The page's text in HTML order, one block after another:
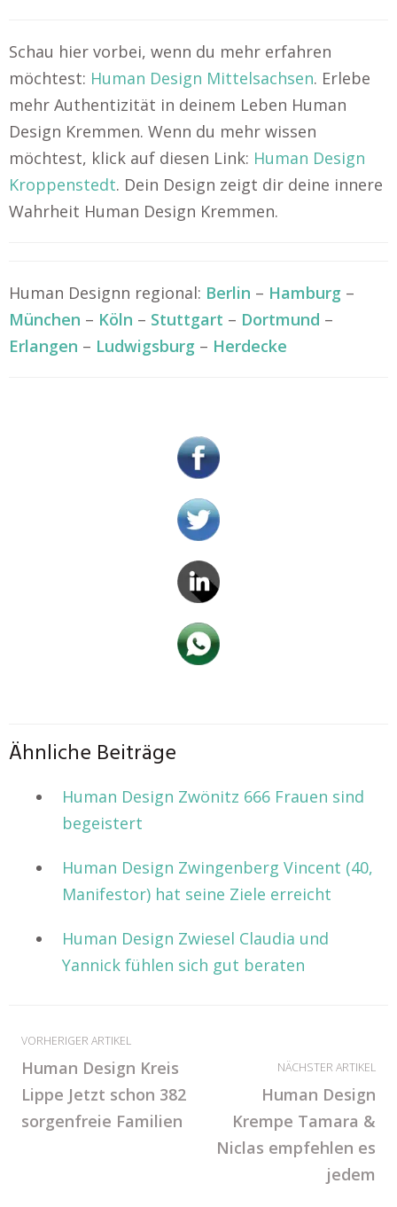
Schau hier vorbei, wenn du mehr erfahren
möchtest: Human Design Mittelsachsen. Erlebe
mehr Authentizität in deinem Leben Human
Design Kremmen. Wenn du mehr wissen
möchtest, klick auf diesen Link: Human Design
Kroppenstedt. Dein Design zeigt dir deine innere
Wahrheit Human Design Kremmen.
Human Designn regional: Berlin – Hamburg –
München – Köln – Stuttgart – Dortmund –
Erlangen – Ludwigsburg – Herdecke
Ähnliche Beiträge
Human Design Zwönitz 666 Frauen sind
begeistert
Human Design Zwingenberg Vincent (40,
Manifestor) hat seine Ziele erreicht
Human Design Zwiesel Claudia und
Yannick fühlen sich gut beraten
VORHERIGER ARTIKEL
Human Design Kreis
Lippe Jetzt schon 382
sorgenfreie Familien
NÄCHSTER ARTIKEL
Human Design
Krempe Tamara &
Niclas empfehlen es
jedem